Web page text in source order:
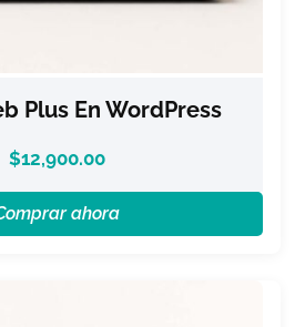
Plus En WordPress
$12,900.00
ahora